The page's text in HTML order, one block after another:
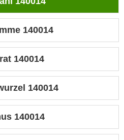
140014
140014
140014
140014